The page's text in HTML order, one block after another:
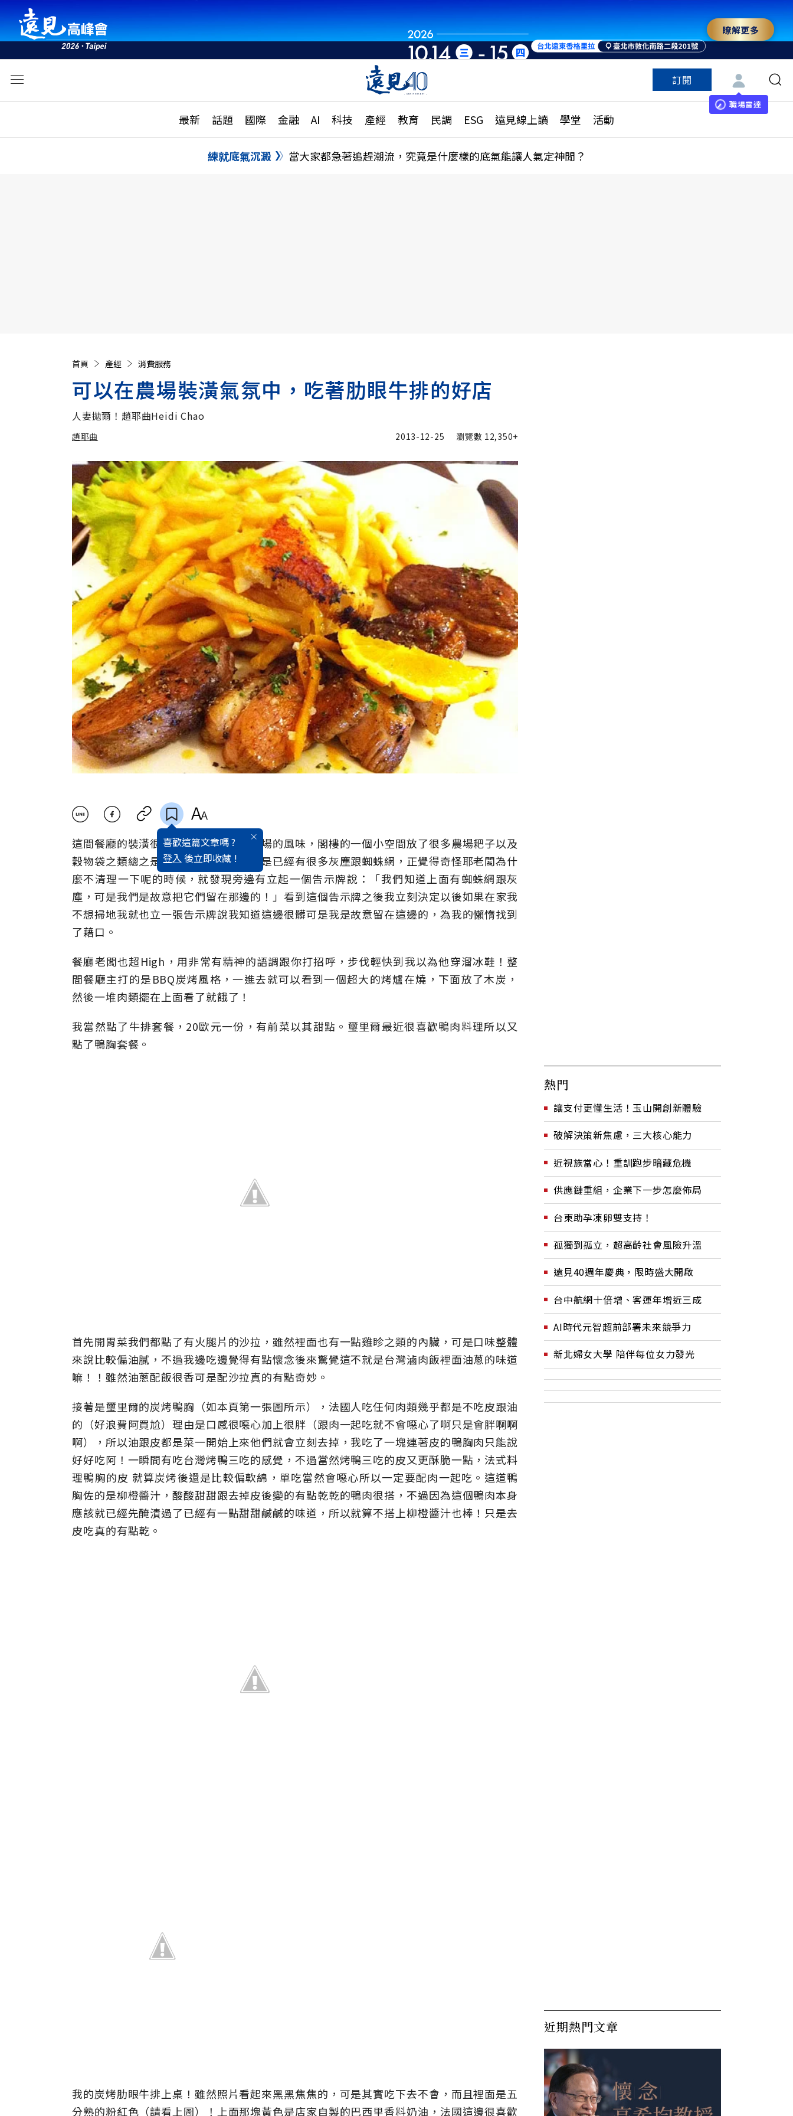
瞭解更多
訂閱
職場雷達
最新 話題 國際 金融 AI 科技 產經 教育 民調 ESG 遠見線上讀 學堂 活動
活動
話題
國際
特輯
大學升學、職涯攻略
縣市施政調查全解析
民調
更多訂閱方案
特色頻道
練就底氣沉澱 當大家都急著追趕潮流，究竟是什麼樣的底氣能讓人氣定神閒？
首頁 產經 消費服務
可以在農場裝潢氣氛中，吃著肋眼牛排的好店
人妻拋爾！趙耶曲Heidi Chao
趙耶曲
趙耶曲 加入追蹤
2013-12-25 瀏覽數 12,350+
喜歡這篇文章嗎 ?
登入 後立即收藏 !
這間餐廳的裝潢很可愛，非常有老式農場的風味，閣樓的一個小空間放了很多農場耙子以及
穀物袋之類總之是些農場工具，特別的是已經有很多灰塵跟蜘蛛網，正覺得奇怪耶老闆為什
麼不清理一下呢的時候，就發現旁邊有立起一個告示牌說：「我們知道上面有蜘蛛網跟灰
塵，可是我們是故意把它們留在那邊的！」看到這個告示牌之後我立刻決定以後如果在家我
不想掃地我就也立一張告示牌說我知道這邊很髒可是我是故意留在這邊的，為我的懶惰找到
了藉口。
餐廳老闆也超High，用非常有精神的語調跟你打招呼，步伐輕快到我以為他穿溜冰鞋！整
間餐廳主打的是BBQ炭烤風格，一進去就可以看到一個超大的烤爐在燒，下面放了木炭，
然後一堆肉類擺在上面看了就餓了！
我當然點了牛排套餐，20歐元一份，有前菜以其甜點。璽里爾最近很喜歡鴨肉料理所以又
點了鴨胸套餐。
首先開胃菜我們都點了有火腿片的沙拉，雖然裡面也有一點雞眕之類的內臟，可是口味整體
來說比較偏油膩，不過我邊吃邊覺得有點懷念後來驚覺這不就是台灣滷肉飯裡面油蔥的味道
嘛！！雖然油蔥配飯很香可是配沙拉真的有點奇妙。
接著是璽里爾的炭烤鴨胸（如本頁第一張圖所示），法國人吃任何肉類幾乎都是不吃皮跟油
的（好浪費阿買尬）理由是口感很噁心加上很胖（跟肉一起吃就不會噁心了啊只是會胖啊啊
啊），所以油跟皮都是菜一開始上來他們就會立刻去掉，我吃了一塊連著皮的鴨胸肉只能說
好好吃阿！一瞬間有吃台灣烤鴨三吃的感覺，不過當然烤鴨三吃的皮又更酥脆一點，法式料
理鴨胸的皮 就算炭烤後還是比較偏軟綿，單吃當然會噁心所以一定要配肉一起吃。這道鴨
胸佐的是柳橙醬汁，酸酸甜甜跟去掉皮後變的有點乾乾的鴨肉很搭，不過因為這個鴨肉本身
應該就已經先醃漬過了已經有一點甜甜鹹鹹的味道，所以就算不搭上柳橙醬汁也棒！只是去
皮吃真的有點乾。
我的炭烤肋眼牛排上桌！雖然照片看起來黑黑焦焦的，可是其實吃下去不會，而且裡面是五
分熟的粉紅色（請看上圖）！上面那塊黃色是店家自製的巴西里香料奶油，法國這邊很喜歡
熱門
讓支付更懂生活！玉山開創新體驗
破解決策新焦慮，三大核心能力
近視族當心！重訓跑步暗藏危機
供應鏈重組，企業下一步怎麼佈局
台東助孕凍卵雙支持！
孤獨到孤立，超高齡社會風險升溫
遠見40週年慶典，限時盛大開啟
台中航網十倍增、客運年增近三成
AI時代元智超前部署未來競爭力
新北婦女大學 陪伴每位女力發光
近期熱門文章